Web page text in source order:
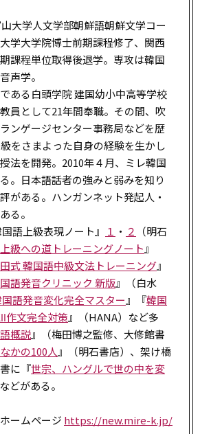
大学人文学部朝鮮語朝鮮文学コー
学大学院博士前期課程修了、関西
課程単位取得後退学。専攻は韓国
声学。
ある白頭学院 建国幼小中高等学校
員として21年間奉職。その間、吹
ンゲージセンター事務局などを歴
をさまよった自身の経験を生かし
法を開発。2010年４月、ミレ韓国
。日本語話者の強みと弱みを知り
がある。ハンガンネット発起人・
る。
語上級表現ノート』
１ ・ ２
（明石
級への道トレーニングノート』
式 韓国語中級文法トレーニング』
語発音クリニック 新版』（白水
語発音変化完全マスター』『韓国
作文完全対策』（HANA）など多
概説』（梅田博之監修、大修館書
かの100人』（明石書店）、架け橋
に『世宗、ハングルで世の中を変
どがある。
ームページ https://new.mire-k.jp/